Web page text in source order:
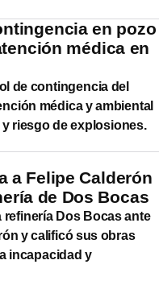
en pozo
médica en
de contingencia del
médica y ambiental
riesgo de explosiones.
a Felipe Calderón
de Dos Bocas
refinería Dos Bocas ante
y calificó sus obras
incapacidad y